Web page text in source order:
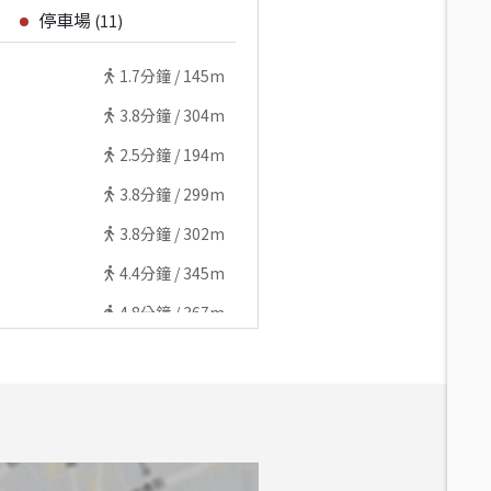
停車場 (11)
1.7分鐘 / 145m
3.8分鐘 / 304m
2.5分鐘 / 194m
3.8分鐘 / 299m
3.8分鐘 / 302m
4.4分鐘 / 345m
4.8分鐘 / 367m
7.5分鐘 /586m